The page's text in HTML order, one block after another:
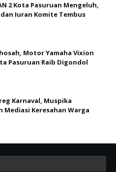
2 Kota Pasuruan Mengeluh,
dan Iuran Komite Tembus
Motor Yamaha Vixion
Pasuruan Raib Digondol
Karnaval, Muspika
Mediasi Keresahan Warga